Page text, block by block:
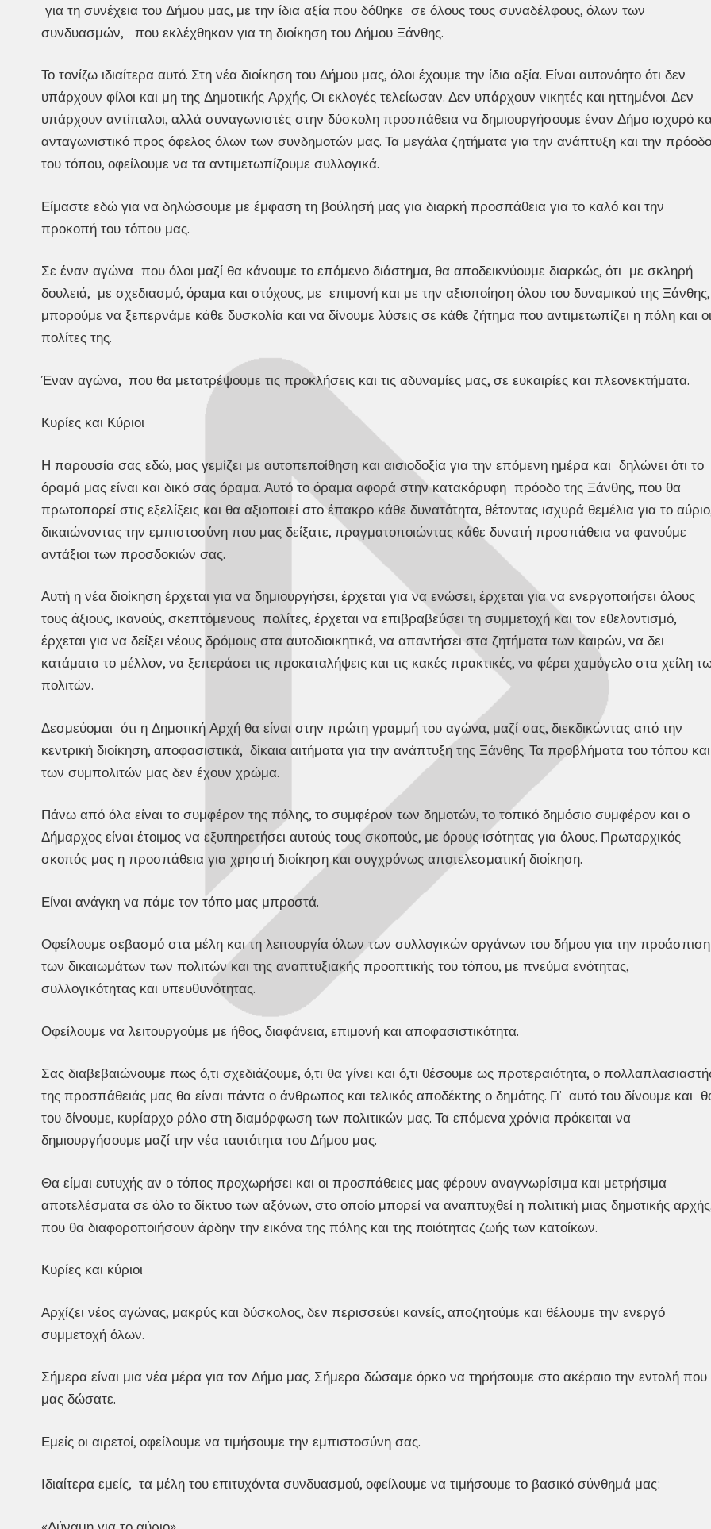
για τη συνέχεια του Δήμου μας, με την ίδια αξία που δόθηκε σε όλους τους συναδέλφους, όλων των
συνδυασμών, που εκλέχθηκαν για τη διοίκηση του Δήμου Ξάνθης.
Το τονίζω ιδιαίτερα αυτό. Στη νέα διοίκηση του Δήμου μας, όλοι έχουμε την ίδια αξία. Είναι αυτονόητο ότι δεν
υπάρχουν φίλοι και μη της Δημοτικής Αρχής. Οι εκλογές τελείωσαν. Δεν υπάρχουν νικητές και ηττημένοι. Δεν
υπάρχουν αντίπαλοι, αλλά συναγωνιστές στην δύσκολη προσπάθεια να δημιουργήσουμε έναν Δήμο ισχυρό
ανταγωνιστικό προς όφελος όλων των συνδημοτών μας. Τα μεγάλα ζητήματα για την ανάπτυξη και την πρόοδο
του τόπου, οφείλουμε να τα αντιμετωπίζουμε συλλογικά.
Είμαστε εδώ για να δηλώσουμε με έμφαση τη βούλησή μας για διαρκή προσπάθεια για το καλό και την
προκοπή του τόπου μας.
Σε έναν αγώνα που όλοι μαζί θα κάνουμε το επόμενο διάστημα, θα αποδεικνύουμε διαρκώς, ότι με σκληρή
δουλειά, με σχεδιασμό, όραμα και στόχους, με επιμονή και με την αξιοποίηση όλου του δυναμικού της Ξάνθης,
μπορούμε να ξεπερνάμε κάθε δυσκολία και να δίνουμε λύσεις σε κάθε ζήτημα που αντιμετωπίζει η πόλη και οι
πολίτες της.
Έναν αγώνα, που θα μετατρέψουμε τις προκλήσεις και τις αδυναμίες μας, σε ευκαιρίες και πλεονεκτήματα.
Κυρίες και Κύριοι
Η παρουσία σας εδώ, μας γεμίζει με αυτοπεποίθηση και αισιοδοξία για την επόμενη ημέρα και δηλώνει ότι το
όραμά μας είναι και δικό σας όραμα. Αυτό το όραμα αφορά στην κατακόρυφη πρόοδο της Ξάνθης, που θα
πρωτοπορεί στις εξελίξεις και θα αξιοποιεί στο έπακρο κάθε δυνατότητα, θέτοντας ισχυρά θεμέλια για το
δικαιώνοντας την εμπιστοσύνη που μας δείξατε, πραγματοποιώντας κάθε δυνατή προσπάθεια να φανούμε
αντάξιοι των προσδοκιών σας.
Αυτή η νέα διοίκηση έρχεται για να δημιουργήσει, έρχεται για να ενώσει, έρχεται για να ενεργοποιήσει όλους
τους άξιους, ικανούς, σκεπτόμενους πολίτες, έρχεται να επιβραβεύσει τη συμμετοχή και τον εθελοντισμό,
έρχεται για να δείξει νέους δρόμους στα αυτοδιοικητικά, να απαντήσει στα ζητήματα των καιρών, να δει
κατάματα το μέλλον, να ξεπεράσει τις προκαταλήψεις και τις κακές πρακτικές, να φέρει χαμόγελο στα χείλη
πολιτών.
Δεσμεύομαι ότι η Δημοτική Αρχή θα είναι στην πρώτη γραμμή του αγώνα, μαζί σας, διεκδικώντας από την
κεντρική διοίκηση, αποφασιστικά, δίκαια αιτήματα για την ανάπτυξη της Ξάνθης. Τα προβλήματα του τόπου και
των συμπολιτών μας δεν έχουν χρώμα.
Πάνω από όλα είναι το συμφέρον της πόλης, το συμφέρον των δημοτών, το τοπικό δημόσιο συμφέρον και ο
Δήμαρχος είναι έτοιμος να εξυπηρετήσει αυτούς τους σκοπούς, με όρους ισότητας για όλους. Πρωταρχικός
σκοπός μας η προσπάθεια για χρηστή διοίκηση και συγχρόνως αποτελεσματική διοίκηση.
Είναι ανάγκη να πάμε τον τόπο μας μπροστά.
Οφείλουμε σεβασμό στα μέλη και τη λειτουργία όλων των συλλογικών οργάνων του δήμου για την προάσπιση
των δικαιωμάτων των πολιτών και της αναπτυξιακής προοπτικής του τόπου, με πνεύμα ενότητας,
συλλογικότητας και υπευθυνότητας.
Οφείλουμε να λειτουργούμε με ήθος, διαφάνεια, επιμονή και αποφασιστικότητα.
Σας διαβεβαιώνουμε πως ό,τι σχεδιάζουμε, ό,τι θα γίνει και ό,τι θέσουμε ως προτεραιότητα, ο
της προσπάθειάς μας θα είναι πάντα ο άνθρωπος και τελικός αποδέκτης ο δημότης. Γι’ αυτό του δίνουμε και
του δίνουμε, κυρίαρχο ρόλο στη διαμόρφωση των πολιτικών μας. Τα επόμενα χρόνια πρόκειται να
δημιουργήσουμε μαζί την νέα ταυτότητα του Δήμου μας.
Θα είμαι ευτυχής αν ο τόπος προχωρήσει και οι προσπάθειες μας φέρουν αναγνωρίσιμα και μετρήσιμα
αποτελέσματα σε όλο το δίκτυο των αξόνων, στο οποίο μπορεί να αναπτυχθεί η πολιτική μιας δημοτικής
που θα διαφοροποιήσουν άρδην την εικόνα της πόλης και της ποιότητας ζωής των κατοίκων.
Κυρίες και κύριοι
Αρχίζει νέος αγώνας, μακρύς και δύσκολος, δεν περισσεύει κανείς, αποζητούμε και θέλουμε την ενεργό
συμμετοχή όλων.
Σήμερα είναι μια νέα μέρα για τον Δήμο μας. Σήμερα δώσαμε όρκο να τηρήσουμε στο ακέραιο την εντολή που
μας δώσατε.
Εμείς οι αιρετοί, οφείλουμε να τιμήσουμε την εμπιστοσύνη σας.
Ιδιαίτερα εμείς, τα μέλη του επιτυχόντα συνδυασμού, οφείλουμε να τιμήσουμε το βασικό σύνθημά μας: